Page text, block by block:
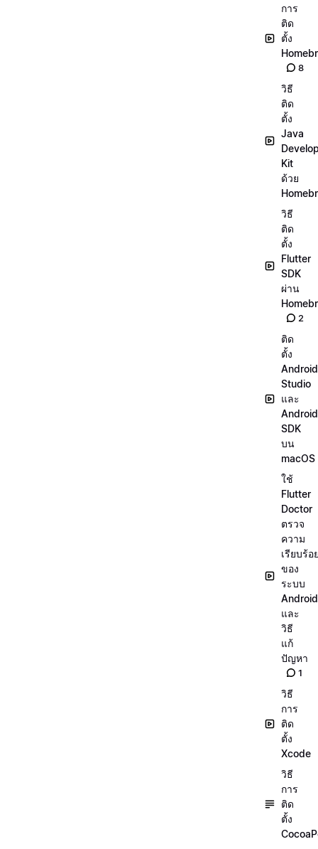
การ
ติด
ตั้ง
8
วิธี
ติด
ตั้ง
Java
Kit
ด้วย
วิธี
ติด
ตั้ง
Flutter
SDK
ผ่าน
2
ติด
ตั้ง
Android
Studio
และ
Android
SDK
บน
macOS
ใช้
Flutter
Doctor
ตรวจ
ความ
เรียบร้อ
ของ
ระบบ
Android
และ
วิธี
แก้
ปัญหา
1
วิธี
การ
ติด
ตั้ง
Xcode
วิธี
การ
ติด
ตั้ง